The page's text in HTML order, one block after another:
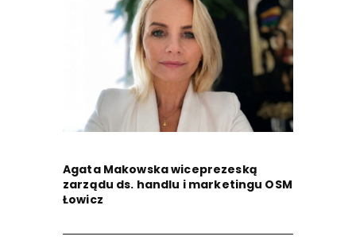
Agata Makowska wiceprezeską
zarządu ds. handlu i marketingu OSM
Łowicz